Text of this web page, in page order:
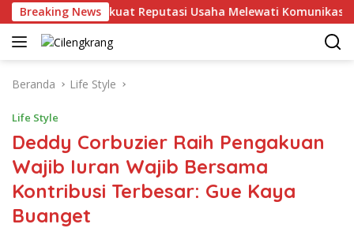
Langsung
ke
konten
Breaking News
MHU Perkuat Reputasi Usaha Melewati Komunikasi
Beranda Life Style
Life Style
Deddy Corbuzier Raih Pengakuan
Wajib Iuran Wajib Bersama
Kontribusi Terbesar: Gue Kaya
Buanget